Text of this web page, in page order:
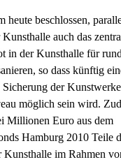
heute beschlossen,
auch das
in der Kunsthalle für
so dass künftig
der
möglich sein wird.
Millionen Euro aus dem
Hamburg 2010 Teile
Kunsthalle im Rahmen